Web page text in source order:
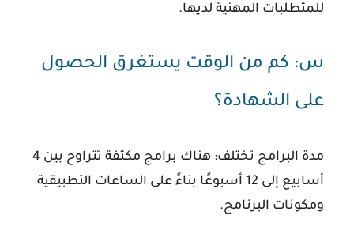
للمتطلبات المهنية لديها.
س: كم من الوقت يستغرق الحصول
على الشهادة؟
مدة البرامج تختلف: هناك برامج مكثفة تتراوح بين 4
أسابيع إلى 12 أسبوعًا بناءً على الساعات التطبيقية
ومكونات البرنامج.